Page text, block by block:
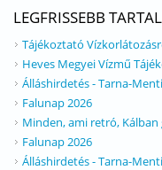
LEGFRISSEBB
Tájékoztató
Heves Megyei Vízmű
Álláshirdetés - Tarna-
Falunap 2026
Minden, ami retró,
Falunap 2026
Álláshirdetés - Tarna-